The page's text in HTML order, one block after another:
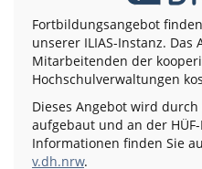
Fortbildungsangebot
unserer ILIAS-Instanz. Das
Mitarbeitenden der
Hochschulverwaltungen
Dieses Angebot wird durch
aufgebaut und an der
Informationen finden Sie
v.dh.nrw.